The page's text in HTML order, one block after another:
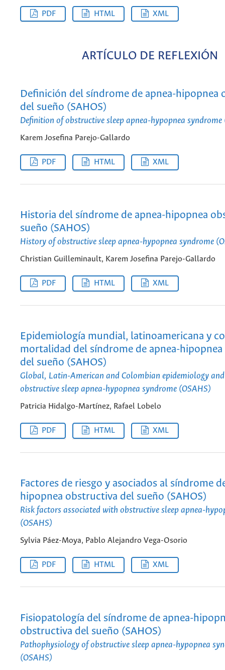
PDF HTML XML
ARTÍCULO DE REFLEXIÓN
Definición del síndrome de apnea-hipopnea
del sueño (SAHOS)
Definition of obstructive sleep apnea-hypopnea syndrome
Karem Josefina Parejo-Gallardo
PDF HTML XML
Historia del síndrome de apnea-hipopnea
sueño (SAHOS)
History of obstructive sleep apnea-hypopnea syndrome
Christian Guilleminault, Karem Josefina Parejo-Gallardo
PDF HTML XML
Epidemiología mundial, latinoamericana y
mortalidad del síndrome de apnea-
del sueño (SAHOS)
Global, Latin-American and Colombian epidemiology
obstructive sleep apnea-hypopnea syndrome (OSAHS)
Patricia Hidalgo-Martínez, Rafael Lobelo
PDF HTML XML
Factores de riesgo y asociados al síndrome
hipopnea obstructiva del sueño (SAHOS)
Risk factors associated with obstructive sleep apnea-
(OSAHS)
Sylvia Páez-Moya, Pablo Alejandro Vega-Osorio
PDF HTML XML
Fisiopatología del síndrome de apnea-
obstructiva del sueño (SAHOS)
Pathophysiology of obstructive sleep apnea-hypopnea
(OSAHS)